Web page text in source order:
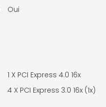
Oui
1 X PCI Express 4.0 16x
4 X PCI Express 3.0 16x (1x)